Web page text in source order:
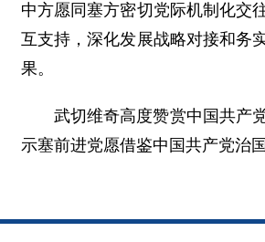
中方愿同塞方密切党际机制化交
互支持，深化发展战略对接和务
果。
武切维奇高度赞赏中国共产
示塞前进党愿借鉴中国共产党治